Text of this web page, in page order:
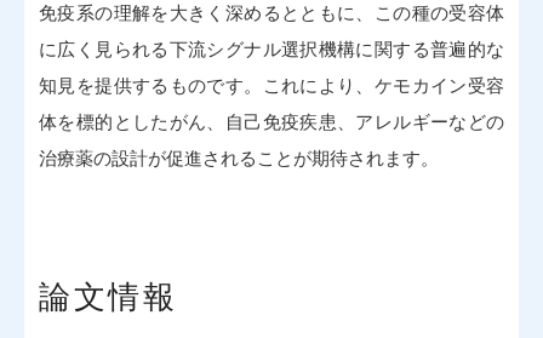
免疫系の理解を大きく深めるとともに、この種の受容体
に広く見られる下流シグナル選択機構に関する普遍的な
知見を提供するものです。これにより、ケモカイン受容
体を標的としたがん、自己免疫疾患、アレルギーなどの
治療薬の設計が促進されることが期待されます。
論文情報